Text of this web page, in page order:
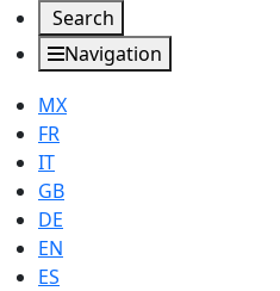
Search
Navigation
MX
FR
IT
GB
DE
EN
ES